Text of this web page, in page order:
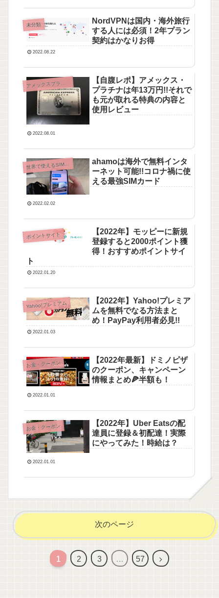
未分類
NordVPNは国内・海外旅行
する人には必須！2年プラン
契約はかなりお得
2022.08.22
ア メックスプラチナ（AMEX PLATINUM）
【自腹レポ】アメックス・
プラチナは年13万円!!それで
も元が取れる特典の内容と
使用レビュー
2022.08.01
世界で使えるSIMカード・WiFiルーター
ahamoは海外で無料インタ
ーネット可能!!コロナ禍に使
える最強SIMカード
2022.02.02
ポイントサイト
【2022年】モッピーに新規
登録すると2000ポイント獲
得！おすすめポイントサイ
ト
2022.01.20
Yahoo!プレミアム
【2022年】Yahoo!プレミア
ムを無料でなる方法まと
め！PayPay利用者必見!!
2022.01.03
お金・クーポン
【2022年最新】ドミノピザ
のクーポン、キャンペーン
情報まとめ🍕半額も！
2022.01.01
お金・クーポン
【2022年】Uber Eatsの配
達員に登録＆初配達！実際
にやってみた！時給は？
2022.01.01
次のページ
1 2 3 … 57